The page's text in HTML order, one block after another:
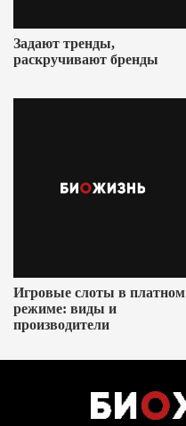
Задают тренды,
раскручивают бренды
Игровые слоты в платном
режиме: виды и
производители